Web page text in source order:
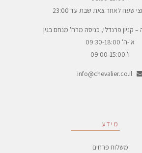
מידע
משלוח פרחים
שעה לאחר צאת שבת עד 23:00
– קניון פרנדלי, כניסה מרח' מנחם בגין
א'-ה' 09:30-18:00
ו' 09:00-15:00
info@chevalier.co.il